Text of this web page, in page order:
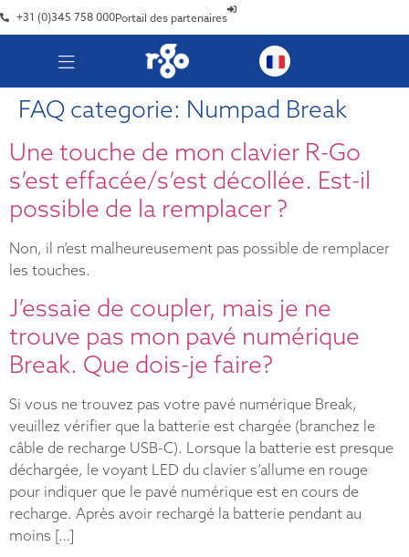
+31 (0)345 758 000Portail des partenaires
FAQ categorie: Numpad Break
Une touche de mon clavier R-Go
s’est effacée/s’est décollée. Est-il
possible de la remplacer ?
Non, il n’est malheureusement pas possible de remplacer
les touches.
J’essaie de coupler, mais je ne
trouve pas mon pavé numérique
Break. Que dois-je faire?
Si vous ne trouvez pas votre pavé numérique Break,
veuillez vérifier que la batterie est chargée (branchez le
câble de recharge USB-C). Lorsque la batterie est presque
déchargée, le voyant LED du clavier s’allume en rouge
pour indiquer que le pavé numérique est en cours de
recharge. Après avoir rechargé la batterie pendant au
moins […]